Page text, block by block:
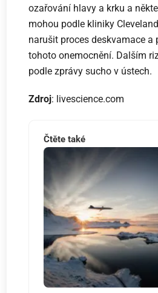
ozařování hlavy a krku a
mohou podle kliniky
narušit proces deskvamace a
tohoto onemocnění. Dalším
podle zprávy sucho v ústech.
Zdroj: livescience.com
Čtěte také